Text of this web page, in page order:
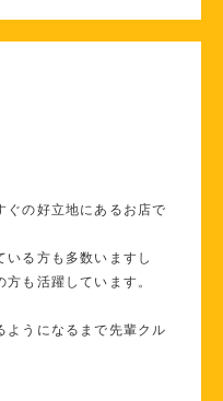
ぐの好立地にあるお店で
いる方も多数いますし
も活躍しています。
ようになるまで先輩クル